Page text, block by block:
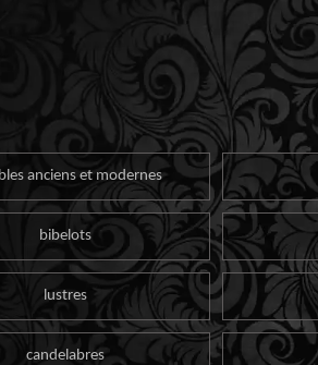
anciens et modernes
bibelots
lustres
candelabres